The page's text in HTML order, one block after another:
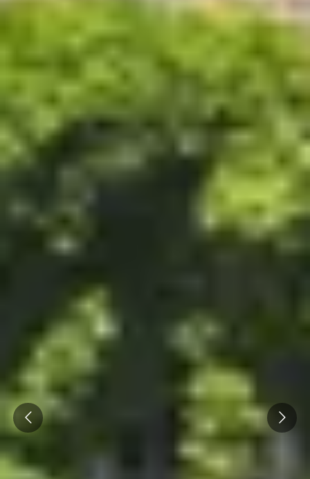
Villa Demoiselle
Champagne Ruinart
Champagne Taittinger
Champagne Veuve Clicquot
Château de Pommard
Château Cadet Bon
Emile Beyer
Prev Next